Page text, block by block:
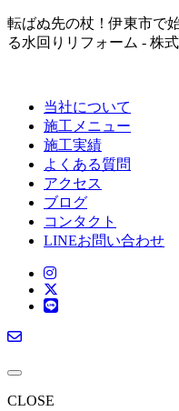
転ばぬ先の杖！伊東市で
る水回りリフォーム - 株
当社について
施工メニュー
施工実績
よくある質問
アクセス
ブログ
コンタクト
LINEお問い合わせ
CLOSE